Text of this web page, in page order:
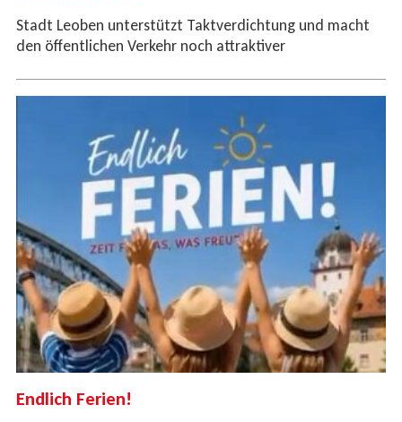
Stadt Leoben unterstützt Taktverdichtung und macht
den öffentlichen Verkehr noch attraktiver
Endlich Ferien!